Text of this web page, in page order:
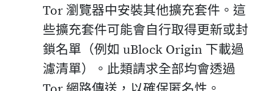
Tor 瀏覽器中安裝其他擴充套件。這
些擴充套件可能會自行取得更新或封
鎖名單（例如 uBlock Origin 下載過
濾清單）。此類請求全部均會透過